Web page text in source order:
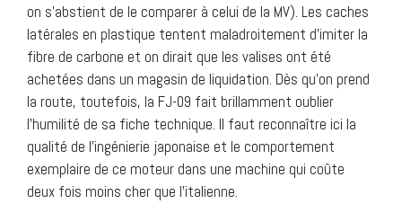
on s’abstient de le comparer à celui de la MV). Les caches
latérales en plastique tentent maladroitement d’imiter la
fibre de carbone et on dirait que les valises ont été
achetées dans un magasin de liquidation. Dès qu’on prend
la route, toutefois, la FJ-09 fait brillamment oublier
l’humilité de sa fiche technique. Il faut reconnaître ici la
qualité de l’ingénierie japonaise et le comportement
exemplaire de ce moteur dans une machine qui coûte
deux fois moins cher que l’italienne.